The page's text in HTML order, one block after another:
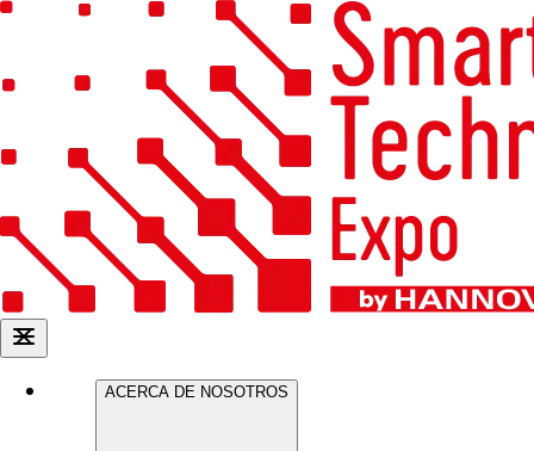
ACERCA DE NOSOTROS